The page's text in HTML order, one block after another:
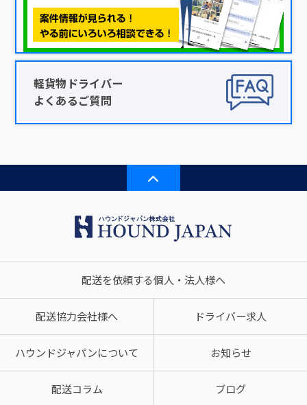
軽貨物ドライバー
よくあるご質問
配送を依頼する個人・法人様へ
配送協力会社様へ ドライバー求人
ハウンドジャパンについて お知らせ
配送コラム ブログ